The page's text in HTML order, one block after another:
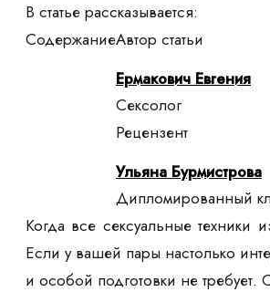
В статье рассказывается:
СодержаниеАвтор статьи
Ермакович Евгения
Сексолог
Рецензент
Ульяна Бурмистрова
Дипломированный
Когда все сексуальные
Если у вашей пары настолько
и особой подготовки не